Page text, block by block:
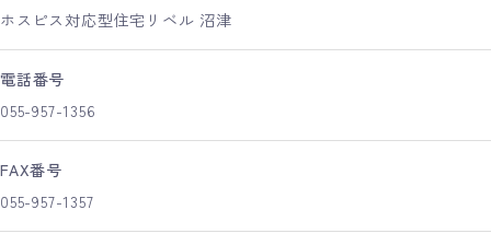
ホスピス対応型住宅リベル 沼津
電話番号
055-957-1356
FAX番号
055-957-1357